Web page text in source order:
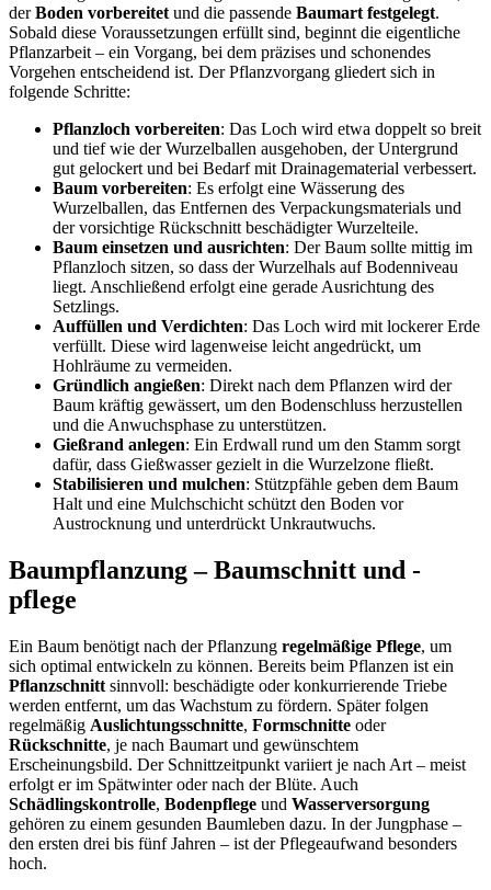
derBoden vorbereitet und die passende Baumart festgelegt.
Sobald diese Voraussetzungen erfüllt sind, beginnt die eigentliche
Pflanzarbeit – ein Vorgang, bei dem präzises und schonendes
Vorgehen entscheidend ist. Der Pflanzvorgang gliedert sich in
folgende Schritte:
Pflanzloch vorbereiten: Das Loch wird etwa doppelt so breit
und tief wie der Wurzelballen ausgehoben, der Untergrund
gut gelockert und bei Bedarf mit Drainagematerial verbessert.
Baum vorbereiten: Es erfolgt eine Wässerung des
Wurzelballen, das Entfernen des Verpackungsmaterials und
der vorsichtige Rückschnitt beschädigter Wurzelteile.
Baum einsetzen und ausrichten: Der Baum sollte mittig im
Pflanzloch sitzen, so dass der Wurzelhals auf Bodenniveau
liegt. Anschließend erfolgt eine gerade Ausrichtung des
Setzlings.
Auffüllen und Verdichten: Das Loch wird mit lockerer Erde
verfüllt. Diese wird lagenweise leicht angedrückt, um
Hohlräume zu vermeiden.
Gründlich angießen: Direkt nach dem Pflanzen wird der
Baum kräftig gewässert, um den Bodenschluss herzustellen
und die Anwuchsphase zu unterstützen.
Gießrand anlegen: Ein Erdwall rund um den Stamm sorgt
dafür, dass Gießwasser gezielt in die Wurzelzone fließt.
Stabilisieren und mulchen: Stützpfähle geben dem Baum
Halt und eine Mulchschicht schützt den Boden vor
Austrocknung und unterdrückt Unkrautwuchs.
Baumpflanzung – Baumschnitt und -
pflege
Ein Baum benötigt nach der Pflanzung regelmäßige Pflege, um
sich optimal entwickeln zu können. Bereits beim Pflanzen ist ein
Pflanzschnitt sinnvoll: beschädigte oder konkurrierende Triebe
werden entfernt, um das Wachstum zu fördern. Später folgen
regelmäßig Auslichtungsschnitte, Formschnitte oder
Rückschnitte, je nach Baumart und gewünschtem
Erscheinungsbild. Der Schnittzeitpunkt variiert je nach Art – meist
erfolgt er im Spätwinter oder nach der Blüte. Auch
Schädlingskontrolle, Bodenpflege und Wasserversorgung
gehören zu einem gesunden Baumleben dazu. In der Jungphase –
den ersten drei bis fünf Jahren – ist der Pflegeaufwand besonders
hoch.